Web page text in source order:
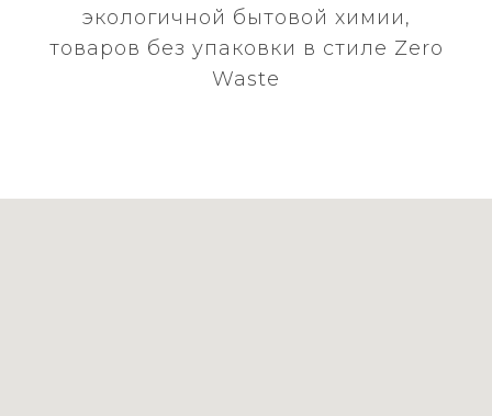
экологичной бытовой химии,
товаров без упаковки в стиле Zero
Waste